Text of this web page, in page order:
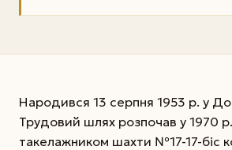
Народився 13 серпня 1953 р. у
Трудовий шлях розпочав у 1970
такелажником шахти №17-17-біс